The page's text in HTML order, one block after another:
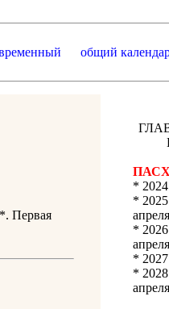
общий
Первая
*
*
*
*
*